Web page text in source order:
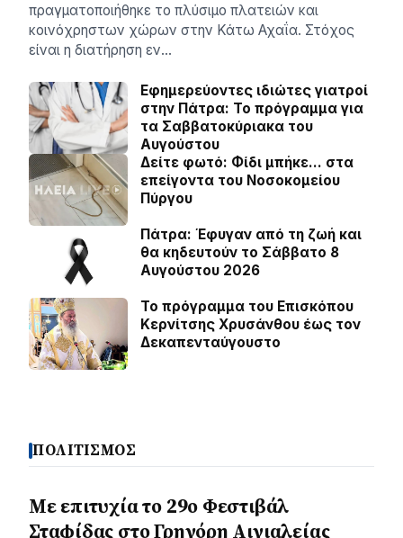
πραγματοποιήθηκε το πλύσιμο πλατειών και
κοινόχρηστων χώρων στην Κάτω Αχαΐα. Στόχος
είναι η διατήρηση εν…
Εφημερεύοντες ιδιώτες γιατροί
στην Πάτρα: Το πρόγραμμα για
τα Σαββατοκύριακα του
Αυγούστου
Δείτε φωτό: Φίδι μπήκε… στα
επείγοντα του Νοσοκομείου
Πύργου
Πάτρα: Έφυγαν από τη ζωή και
θα κηδευτούν το Σάββατο 8
Αυγούστου 2026
Το πρόγραμμα του Επισκόπου
Κερνίτσης Χρυσάνθου έως τον
Δεκαπενταύγουστο
ΠΟΛΙΤΙΣΜΟΣ
Με επιτυχία το 29ο Φεστιβάλ
Σταφίδας στο Γρηγόρη Aιγιαλείας